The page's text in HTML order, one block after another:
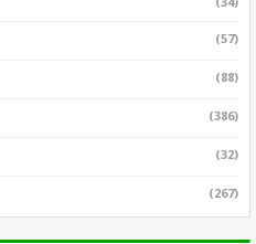
(57)
(88)
(386)
(32)
(267)